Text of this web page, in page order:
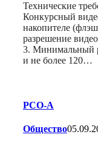
Технические
Конкурсный
накопителе
разрешение
3. Минимальный
и не более 120…
РСО-А
Общество